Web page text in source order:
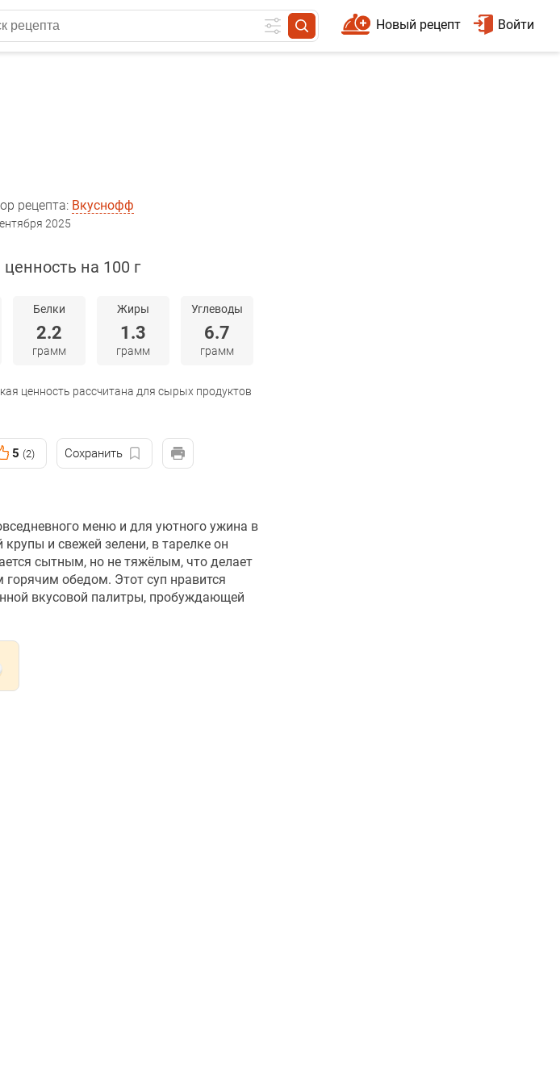
Войти
Новый рецепт
рецепта: Вкуснофф
2025
на 100 г
Белки
2.2
грамм
Жиры
1.3
грамм
Углеводы
6.7
грамм
ценность рассчитана для сырых продуктов
5 (2) Сохранить
меню и для уютного ужина в
и свежей зелени, в тарелке он
сытным, но не тяжёлым, что делает
обедом. Этот суп нравится
вкусовой палитры, пробуждающей